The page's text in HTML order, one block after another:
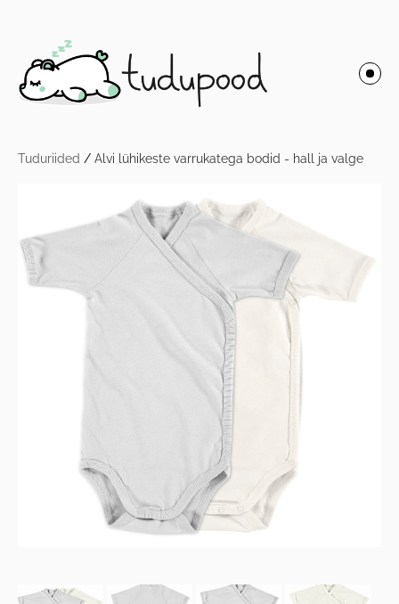
Tuduriided / Alvi lühikeste varrukatega bodid - hall ja valge